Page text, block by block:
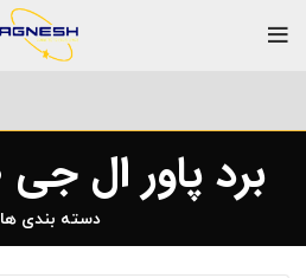
برد پاور ال جی 42LN5420
دسته بندی ها